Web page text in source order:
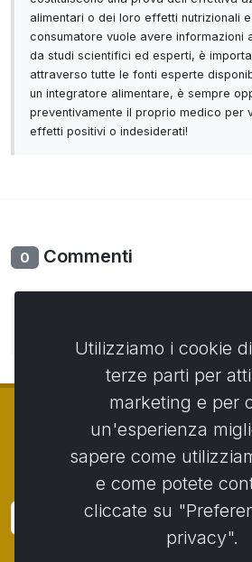
alimentari o dei loro effetti nutrizionali
consumatore vuole avere informazioni
da studi scientifici ed esperti, è
attraverso tutte le fonti esperte
un integratore alimentare, è sempre
preventivamente il proprio medico per
effetti positivi o indesiderati!
0 Commenti
© Copyright 2014 - 2026
Utilizziamo i cookie
terze parti per
marketing e per
un'esperienza
sapere come
e come potete
cliccate su
privacy".